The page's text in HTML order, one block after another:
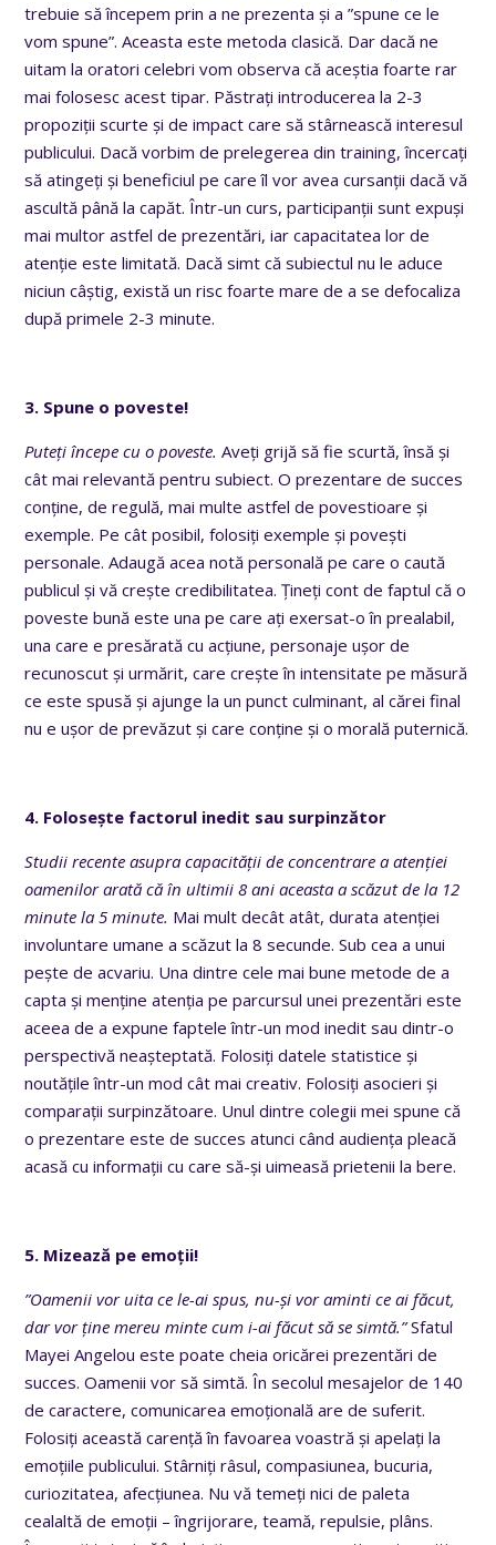
trebuie să începem prin a ne prezenta și a ”spune ce le
vom spune”. Aceasta este metoda clasică. Dar dacă ne
uitam la oratori celebri vom observa că aceștia foarte rar
mai folosesc acest tipar. Păstrați introducerea la 2-3
propoziții scurte și de impact care să stârnească interesul
publicului. Dacă vorbim de prelegerea din training, încercați
să atingeți și beneficiul pe care îl vor avea cursanții dacă vă
ascultă până la capăt. Într-un curs, participanții sunt expuși
mai multor astfel de prezentări, iar capacitatea lor de
atenție este limitată. Dacă simt că subiectul nu le aduce
niciun câștig, există un risc foarte mare de a se defocaliza
după primele 2-3 minute.
3. Spune o poveste!
Puteți începe cu o poveste.Aveți grijă să fie scurtă, însă și
cât mai relevantă pentru subiect. O prezentare de succes
conține, de regulă, mai multe astfel de povestioare și
exemple. Pe cât posibil, folosiți exemple și povești
personale. Adaugă acea notă personală pe care o caută
publicul și vă crește credibilitatea. Țineți cont de faptul că o
poveste bună este una pe care ați exersat-o în prealabil,
una care e presărată cu acțiune, personaje ușor de
recunoscut și urmărit, care crește în intensitate pe măsură
ce este spusă și ajunge la un punct culminant, al cărei final
nu e ușor de prevăzut și care conține și o morală puternică.
4. Folosește factorul inedit sau surpinzător
Studii recente asupra capacității de concentrare a atenției
oamenilor arată că în ultimii 8 ani aceasta a scăzut de la 12
minute la 5 minute. Mai mult decât atât, durata atenției
involuntare umane a scăzut la 8 secunde. Sub cea a unui
pește de acvariu. Una dintre cele mai bune metode de a
capta și menține atenția pe parcursul unei prezentări este
aceea de a expune faptele într-un mod inedit sau dintr-o
perspectivă neașteptată. Folosiți datele statistice și
noutățile într-un mod cât mai creativ. Folosiți asocieri și
comparații surpinzătoare. Unul dintre colegii mei spune că
o prezentare este de succes atunci când audiența pleacă
acasă cu informații cu care să-și uimeasă prietenii la bere.
5. Mizează pe emoții!
”Oamenii vor uita ce le-ai spus, nu-și vor aminti ce ai făcut,
dar vor ține mereu minte cum i-ai făcut să se simtă.”Sfatul
Mayei Angelou este poate cheia oricărei prezentări de
succes. Oamenii vor să simtă. În secolul mesajelor de 140
de caractere, comunicarea emoțională are de suferit.
Folosiți această carență în favoarea voastră și apelați la
emoțiile publicului. Stârniți râsul, compasiunea, bucuria,
curiozitatea, afecțiunea. Nu vă temeți nici de paleta
cealaltă de emoții – îngrijorare, teamă, repulsie, plâns.